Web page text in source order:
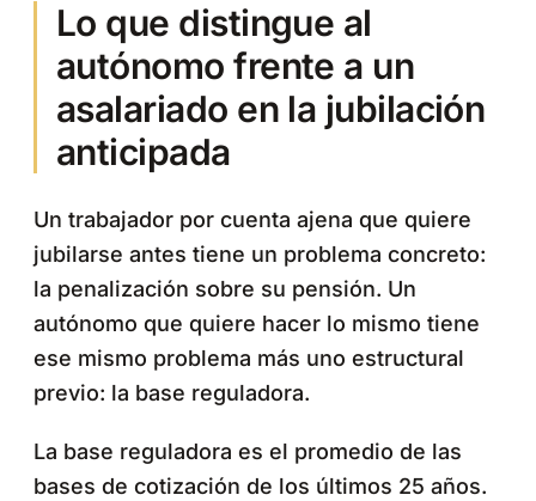
Lo que distingue al
autónomo frente a un
asalariado en la jubilación
anticipada
Un trabajador por cuenta ajena que quiere
jubilarse antes tiene un problema concreto:
la penalización sobre su pensión. Un
autónomo que quiere hacer lo mismo tiene
ese mismo problema más uno estructural
previo: la base reguladora.
La base reguladora es el promedio de las
bases de cotización de los últimos 25 años.